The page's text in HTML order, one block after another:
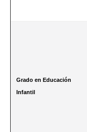
Grado en Educación
Infantil